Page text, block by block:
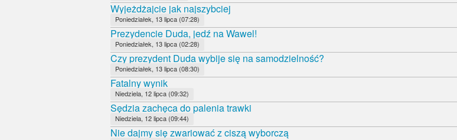
Wyjeżdżajcie jak najszybciej
Poniedziałek, 13 lipca (07:28)
Prezydencie Duda, jedź na Wawel!
Poniedziałek, 13 lipca (02:28)
Czy prezydent Duda wybije się na samodzielność?
Poniedziałek, 13 lipca (08:30)
Fatalny wynik
Niedziela, 12 lipca (09:32)
Sędzia zachęca do palenia trawki
Niedziela, 12 lipca (09:44)
Nie dajmy się zwariować z ciszą wyborczą